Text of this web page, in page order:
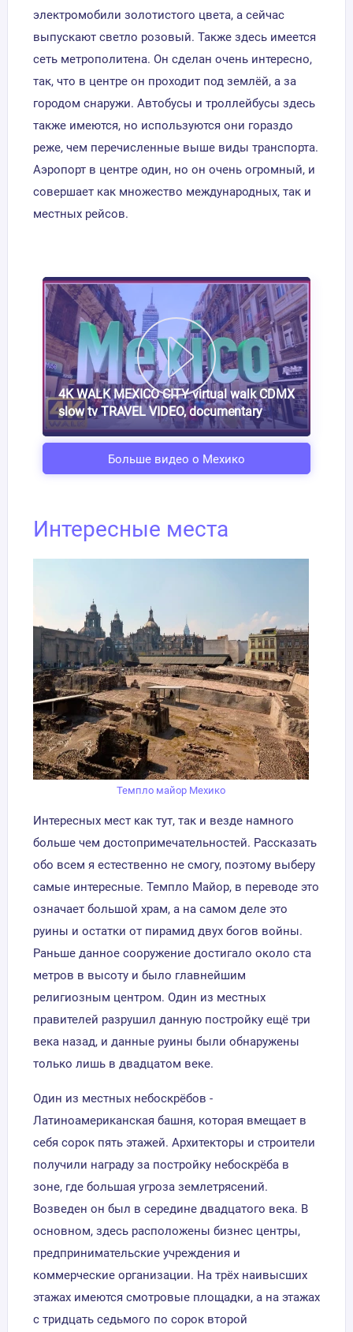
электромобили золотистого цвета, а сейчас
выпускают светло розовый. Также здесь имеется
сеть метрополитена. Он сделан очень интересно,
так, что в центре он проходит под землёй, а за
городом снаружи. Автобусы и троллейбусы здесь
также имеются, но используются они гораздо
реже, чем перечисленные выше виды транспорта.
Аэропорт в центре один, но он очень огромный, и
совершает как множество международных, так и
местных рейсов.
4K WALK MEXICO CITY virtual walk CDMX
slow tv TRAVEL VIDEO, documentary
Больше видео о Мехико
Интересные места
Темпло майор Мехико
Интересных мест как тут, так и везде намного
больше чем достопримечательностей. Рассказать
обо всем я естественно не смогу, поэтому выберу
самые интересные. Темпло Майор, в переводе это
означает большой храм, а на самом деле это
руины и остатки от пирамид двух богов войны.
Раньше данное сооружение достигало около ста
метров в высоту и было главнейшим
религиозным центром. Один из местных
правителей разрушил данную постройку ещё три
века назад, и данные руины были обнаружены
только лишь в двадцатом веке.
Один из местных небоскрёбов -
Латиноамериканская башня, которая вмещает в
себя сорок пять этажей. Архитекторы и строители
получили награду за постройку небоскрёба в
зоне, где большая угроза землетрясений.
Возведен он был в середине двадцатого века. В
основном, здесь расположены бизнес центры,
предпринимательские учреждения и
коммерческие организации. На трёх наивысших
этажах имеются смотровые площадки, а на этажах
с тридцать седьмого по сорок второй